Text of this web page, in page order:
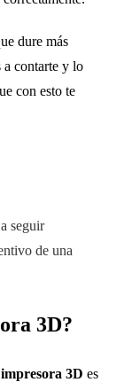
dure más
a contarte y lo
con esto te
seguir
de una
3D?
3D es